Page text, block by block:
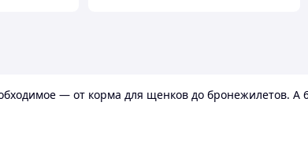
— от корма для щенков до бронежилетов. А